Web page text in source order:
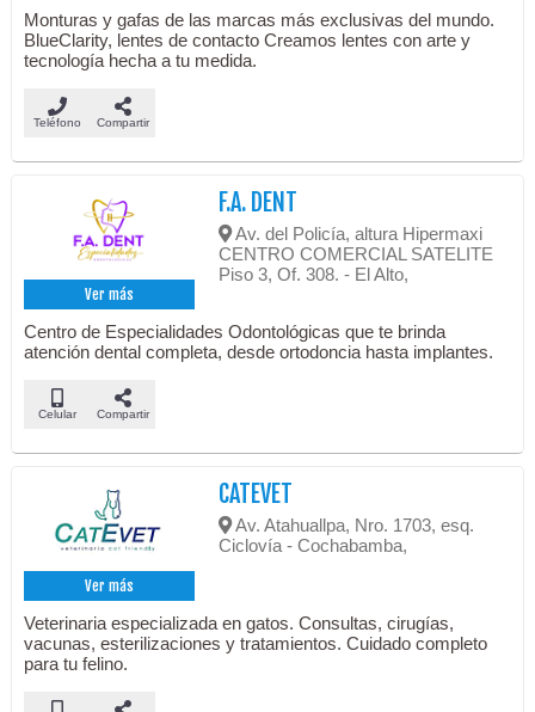
Monturas y gafas de las marcas más exclusivas del mundo.
BlueClarity, lentes de contacto Creamos lentes con arte y
tecnología hecha a tu medida.
Teléfono Compartir
Ver más
F.A. DENT
Av. del Policía, altura Hipermaxi
CENTRO COMERCIAL SATELITE
Piso 3, Of. 308. - El Alto,
Centro de Especialidades Odontológicas que te brinda
atención dental completa, desde ortodoncia hasta implantes.
Celular Compartir
Ver más
CATEVET
Av. Atahuallpa, Nro. 1703, esq.
Ciclovía - Cochabamba,
Veterinaria especializada en gatos. Consultas, cirugías,
vacunas, esterilizaciones y tratamientos. Cuidado completo
para tu felino.